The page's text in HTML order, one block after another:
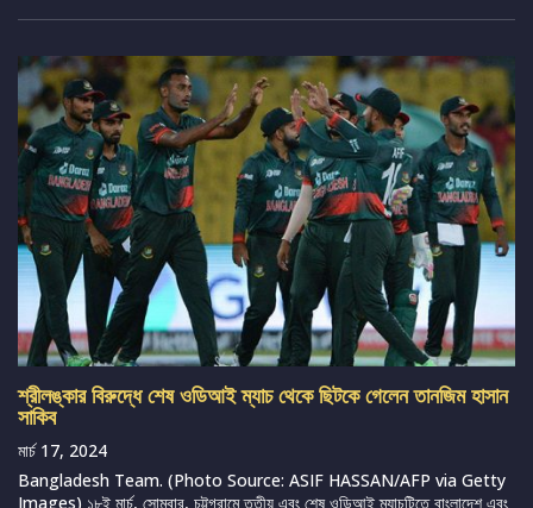
শ্রীলঙ্কার বিরুদ্ধে শেষ ওডিআই ম্যাচ থেকে ছিটকে গেলেন তানজিম হাসান
সাকিব
মার্চ 17, 2024
Bangladesh Team. (Photo Source: ASIF HASSAN/AFP via Getty
Images) ১৮ই মার্চ, সোমবার, চট্টগ্রামে তৃতীয় এবং শেষ ওডিআই ম্যাচটিতে বাংলাদেশ এবং